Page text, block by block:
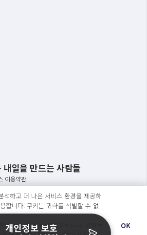
일을 만드는 사람들
이용약관
스를 선도하겠습니다.
하겠습니다.
한 효율적 관리를 보장하겠습니다.
석하고 더 나은 서비스 환경을 제공하
합니다. 쿠키는 귀하를 식별할 수 없
쿠키 사용에 동의하게 됩니다. 귀하는
OK
개인정보 보호